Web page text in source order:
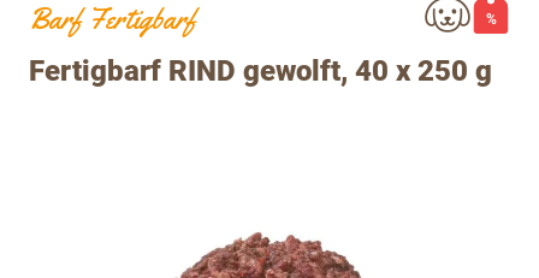
%
Barf Fertigbarf
Fertigbarf RIND gewolft, 40 x 250 g